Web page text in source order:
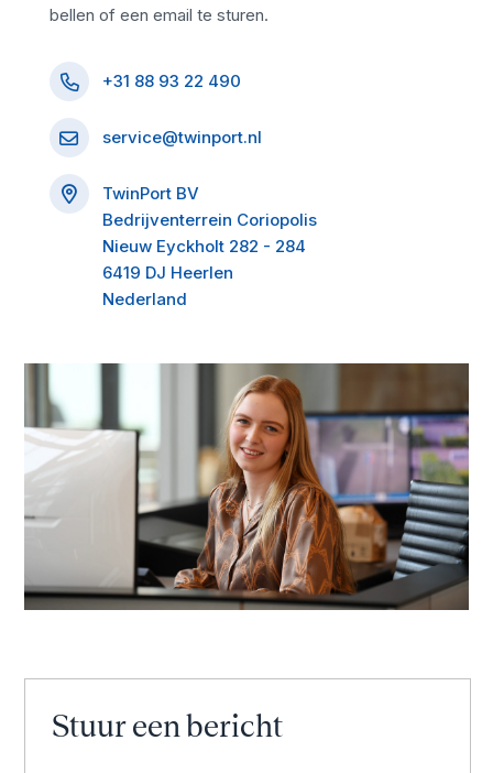
bellen of een email te sturen.
+31 88 93 22 490
service@twinport.nl
TwinPort BV
Bedrijventerrein Coriopolis
Nieuw Eyckholt 282 - 284
6419 DJ Heerlen
Nederland
Stuur een bericht